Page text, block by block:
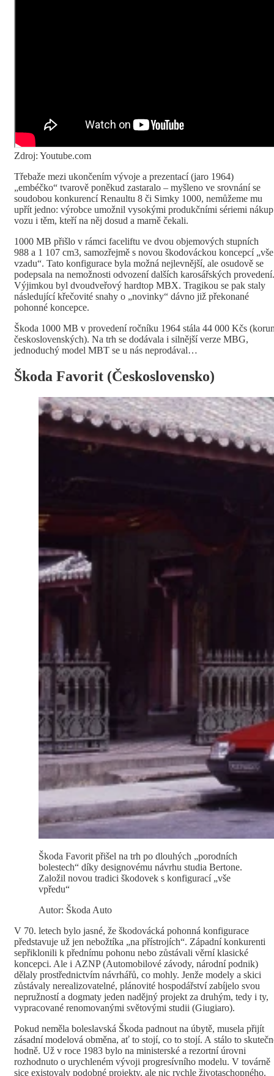
Zdroj: Youtube.com
Třebaže mezi ukončením vývoje a prezentací (jaro 1964)
„embéčko“ tvarově poněkud zastaralo – myšleno ve srovnání se
soudobou konkurencí Renaultu 8 či Simky 1000, nemůžeme mu
upřít jedno: výrobce umožnil vysokými produkčními sériemi nákup
vozu i těm, kteří na něj dosud a marně čekali.
1000 MB přišlo v rámci faceliftu ve dvou objemových stupních
988 a 1 107 cm3, samozřejmě s novou škodováckou koncepcí „vše
vzadu“. Tato konfigurace byla možná nejlevnější, ale osudově se
podepsala na nemožnosti odvození dalších karosářských provedení.
Výjimkou byl dvoudveřový hardtop MBX. Tragikou se pak staly
následující křečovité snahy o „novinky“ dávno již překonané
pohonné koncepce.
Škoda 1000 MB v provedení ročníku 1964 stála 44 000 Kčs
československých). Na trh se dodávala i silnější verze MBG,
jednoduchý model MBT se u nás neprodával…
Škoda Favorit (Československo)
Škoda Favorit přišel na trh po dlouhých „porodních
bolestech“ díky designovému návrhu studia Bertone.
Založil novou tradici škodovek s konfigurací „vše
vpředu“
Autor: Škoda Auto
V 70. letech bylo jasné, že škodovácká pohonná konfigurace
představuje už jen nebožtíka „na přístrojích“. Západní konkurenti
sepřiklonili k přednímu pohonu nebo zůstávali věrní klasické
koncepci. Ale i AZNP (Automobilové závody, národní podnik)
dělaly prostřednictvím návrhářů, co mohly. Jenže modely a skici
zůstávaly nerealizovatelné, plánovité hospodářství zabíjelo svou
nepružností a dogmaty jeden nadějný projekt za druhým, tedy i ty,
vypracované renomovanými světovými studii (Giugiaro).
Pokud neměla boleslavská Škoda padnout na úbytě, musela přijít
zásadní modelová obměna, ať to stojí, co to stojí. A stálo to
hodně. Už v roce 1983 bylo na ministerské a rezortní úrovni
rozhodnuto o urychleném vývoji progresívního modelu. V továrně
sice existovaly podobné projekty, ale nic rychle životaschopného.